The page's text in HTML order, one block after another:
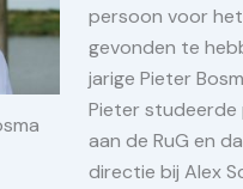
persoon voor
gevonden te
jarige Pieter
Pieter studeerde
aan de RuG en
directie bij Alex